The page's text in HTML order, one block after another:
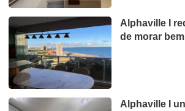
Alphaville I
de morar
Alphaville I